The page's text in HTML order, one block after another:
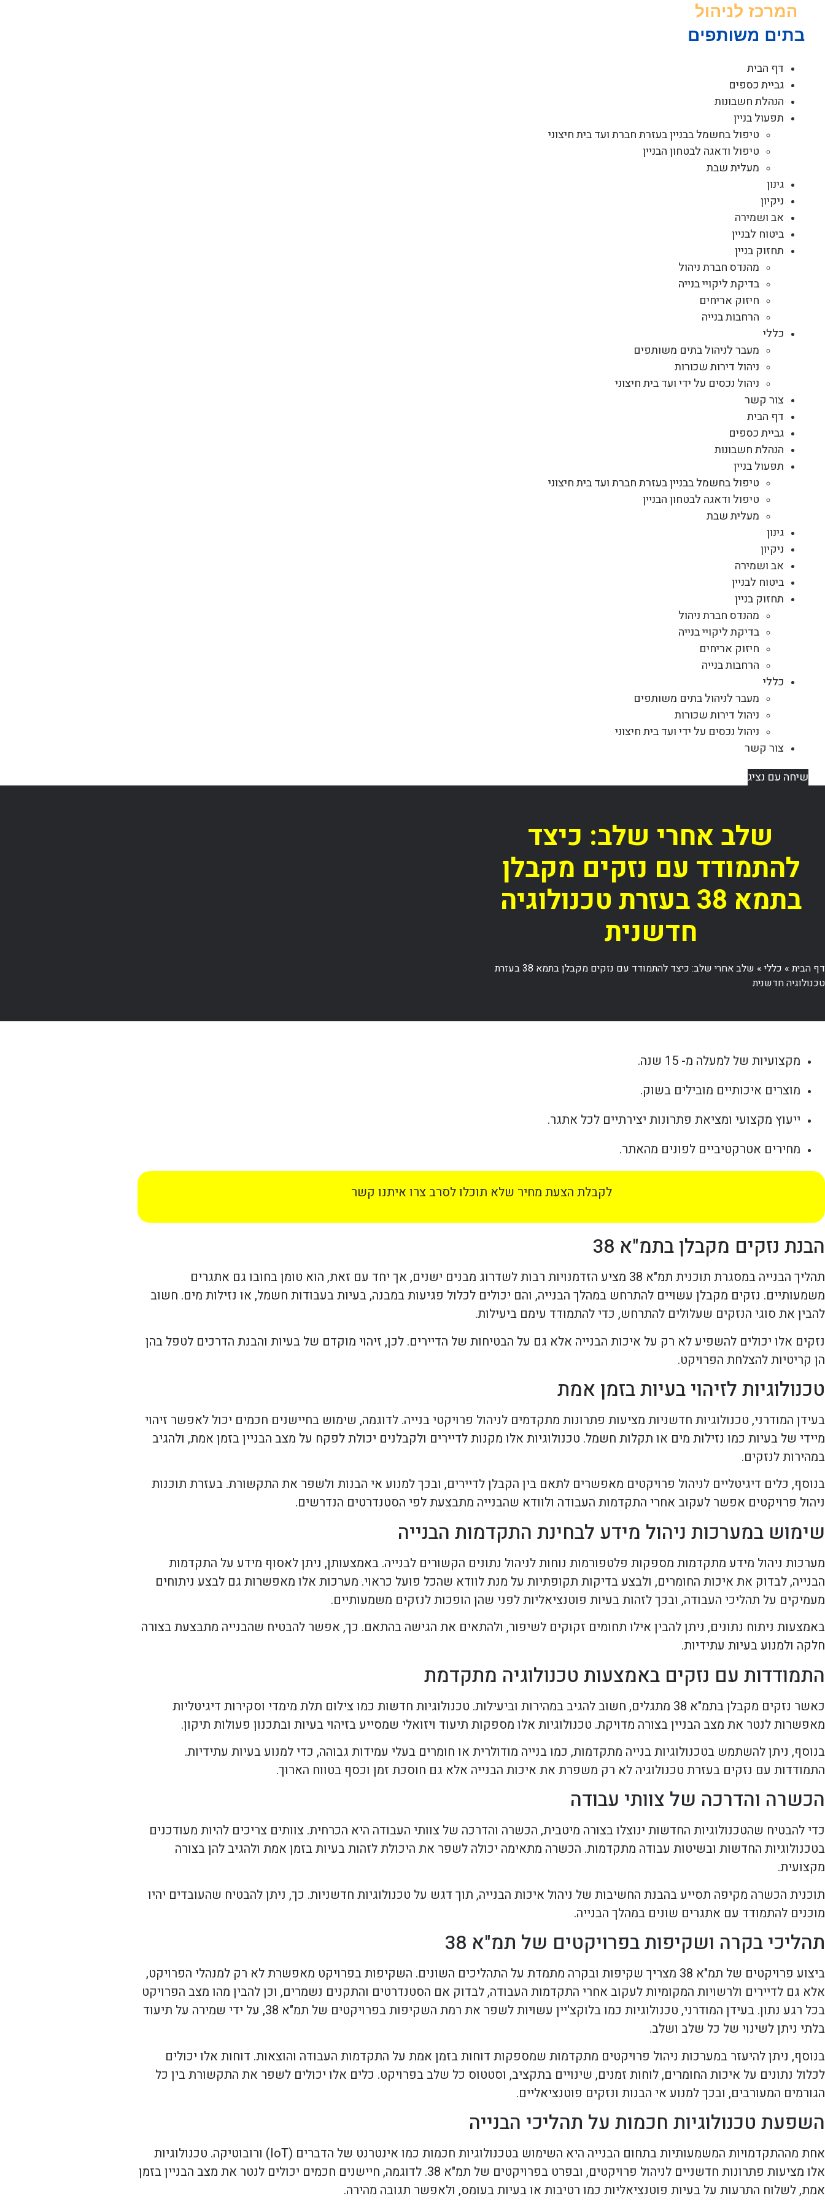
דף הבית
גביית כספים
הנהלת חשבונות
תפעול בניין
טיפול בחשמל בבניין בעזרת חברת ועד בית חיצוני
טיפול ודאגה לבטחון הבניין
מעלית שבת
גינון
ניקיון
אב ושמירה
ביטוח לבניין
תחזוק בניין
מהנדס חברת ניהול
בדיקת ליקויי בנייה
חיזוק אריחים
הרחבות בנייה
כללי
מעבר לניהול בתים משותפים
ניהול דירות שכורות
ניהול נכסים על ידי ועד בית חיצוני
צור קשר
דף הבית
גביית כספים
הנהלת חשבונות
תפעול בניין
טיפול בחשמל בבניין בעזרת חברת ועד בית חיצוני
טיפול ודאגה לבטחון הבניין
מעלית שבת
גינון
ניקיון
אב ושמירה
ביטוח לבניין
תחזוק בניין
מהנדס חברת ניהול
בדיקת ליקויי בנייה
חיזוק אריחים
הרחבות בנייה
כללי
מעבר לניהול בתים משותפים
ניהול דירות שכורות
ניהול נכסים על ידי ועד בית חיצוני
צור קשר
שיחה עם נציג
שלב אחרי שלב: כיצד
להתמודד עם נזקים מקבלן
בתמא 38 בעזרת טכנולוגיה
חדשנית
דף הבית» כללי »
שלב אחרי שלב: כיצד להתמודד עם נזקים מקבלן בתמא 38 בעזרת
טכנולוגיה חדשנית
מקצועיות של למעלה מ- 15 שנה.
מוצרים איכותיים מובילים בשוק.
ייעוץ מקצועי ומציאת פתרונות יצירתיים לכל אתגר.
מחירים אטרקטיביים לפונים מהאתר.
לקבלת הצעת מחיר שלא תוכלו לסרב צרו איתנו קשר
הבנת נזקים מקבלן בתמ"א 38
תהליך הבנייה במסגרת תוכנית תמ"א 38 מציע הזדמנויות רבות לשדרוג מבנים ישנים, אך יחד עם זאת, הוא טומן בחובו גם אתגרים
משמעותיים. נזקים מקבלן עשויים להתרחש במהלך הבנייה, והם יכולים לכלול פגיעות במבנה, בעיות בעבודות חשמל, או נזילות מים. חשוב
להבין את סוגי הנזקים שעלולים להתרחש, כדי להתמודד עימם ביעילות.
נזקים אלו יכולים להשפיע לא רק על איכות הבנייה אלא גם על הבטיחות של הדיירים. לכן, זיהוי מוקדם של בעיות והבנת הדרכים לטפל בהן
הן קריטיות להצלחת הפרויקט.
טכנולוגיות לזיהוי בעיות בזמן אמת
בעידן המודרני, טכנולוגיות חדשניות מציעות פתרונות מתקדמים לניהול פרויקטי בנייה. לדוגמה, שימוש בחיישנים חכמים יכול לאפשר זיהוי
מיידי של בעיות כמו נזילות מים או תקלות חשמל. טכנולוגיות אלו מקנות לדיירים ולקבלנים יכולת לפקח על מצב הבניין בזמן אמת, ולהגיב
במהירות לנזקים.
בנוסף, כלים דיגיטליים לניהול פרויקטים מאפשרים לתאם בין הקבלן לדיירים, ובכך למנוע אי הבנות ולשפר את התקשורת. בעזרת תוכנות
ניהול פרויקטים אפשר לעקוב אחרי התקדמות העבודה ולוודא שהבנייה מתבצעת לפי הסטנדרטים הנדרשים.
שימוש במערכות ניהול מידע לבחינת התקדמות הבנייה
מערכות ניהול מידע מתקדמות מספקות פלטפורמות נוחות לניהול נתונים הקשורים לבנייה. באמצעותן, ניתן לאסוף מידע על התקדמות
הבנייה, לבדוק את איכות החומרים, ולבצע בדיקות תקופתיות על מנת לוודא שהכל פועל כראוי. מערכות אלו מאפשרות גם לבצע ניתוחים
מעמיקים על תהליכי העבודה, ובכך לזהות בעיות פוטנציאליות לפני שהן הופכות לנזקים משמעותיים.
באמצעות ניתוח נתונים, ניתן להבין אילו תחומים זקוקים לשיפור, ולהתאים את הגישה בהתאם. כך, אפשר להבטיח שהבנייה מתבצעת בצורה
חלקה ולמנוע בעיות עתידיות.
התמודדות עם נזקים באמצעות טכנולוגיה מתקדמת
כאשר נזקים מקבלן בתמ"א 38 מתגלים, חשוב להגיב במהירות וביעילות. טכנולוגיות חדשות כמו צילום תלת מימדי וסקירות דיגיטליות
מאפשרות לנטר את מצב הבניין בצורה מדויקת. טכנולוגיות אלו מספקות תיעוד ויזואלי שמסייע בזיהוי בעיות ובתכנון פעולות תיקון.
בנוסף, ניתן להשתמש בטכנולוגיות בנייה מתקדמות, כמו בנייה מודולרית או חומרים בעלי עמידות גבוהה, כדי למנוע בעיות עתידיות.
התמודדות עם נזקים בעזרת טכנולוגיה לא רק משפרת את איכות הבנייה אלא גם חוסכת זמן וכסף בטווח הארוך.
הכשרה והדרכה של צוותי עבודה
כדי להבטיח שהטכנולוגיות החדשות ינוצלו בצורה מיטבית, הכשרה והדרכה של צוותי העבודה היא הכרחית. צוותים צריכים להיות מעודכנים
בטכנולוגיות החדשות ובשיטות עבודה מתקדמות. הכשרה מתאימה יכולה לשפר את היכולת לזהות בעיות בזמן אמת ולהגיב להן בצורה
מקצועית.
תוכנית הכשרה מקיפה תסייע בהבנת החשיבות של ניהול איכות הבנייה, תוך דגש על טכנולוגיות חדשניות. כך, ניתן להבטיח שהעובדים יהיו
מוכנים להתמודד עם אתגרים שונים במהלך הבנייה.
תהליכי בקרה ושקיפות בפרויקטים של תמ"א 38
ביצוע פרויקטים של תמ"א 38 מצריך שקיפות ובקרה מתמדת על התהליכים השונים. השקיפות בפרויקט מאפשרת לא רק למנהלי הפרויקט,
אלא גם לדיירים ולרשויות המקומיות לעקוב אחרי התקדמות העבודה, לבדוק אם הסטנדרטים והתקנים נשמרים, וכן להבין מהו מצב הפרויקט
בכל רגע נתון. בעידן המודרני, טכנולוגיות כמו בלוקצ'יין עשויות לשפר את רמת השקיפות בפרויקטים של תמ"א 38, על ידי שמירה על תיעוד
בלתי ניתן לשינוי של כל שלב ושלב.
בנוסף, ניתן להיעזר במערכות ניהול פרויקטים מתקדמות שמספקות דוחות בזמן אמת על התקדמות העבודה והוצאות. דוחות אלו יכולים
לכלול נתונים על איכות החומרים, לוחות זמנים, שינויים בתקציב, וסטטוס כל שלב בפרויקט. כלים אלו יכולים לשפר את התקשורת בין כל
הגורמים המעורבים, ובכך למנוע אי הבנות ונזקים פוטנציאליים.
השפעת טכנולוגיות חכמות על תהליכי הבנייה
אחת מההתקדמויות המשמעותיות בתחום הבנייה היא השימוש בטכנולוגיות חכמות כמו אינטרנט של הדברים (IoT) ורובוטיקה. טכנולוגיות
אלו מציעות פתרונות חדשניים לניהול פרויקטים, ובפרט בפרויקטים של תמ"א 38. לדוגמה, חיישנים חכמים יכולים לנטר את מצב הבניין בזמן
אמת, לשלוח התרעות על בעיות פוטנציאליות כמו רטיבות או בעיות בעומס, ולאפשר תגובה מהירה.